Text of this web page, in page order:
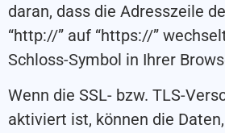
daran, dass die Adresszeile
“http://” auf “https://”
Schloss-Symbol in Ihrer
Wenn die SSL- bzw. TLS-
aktiviert ist, können die